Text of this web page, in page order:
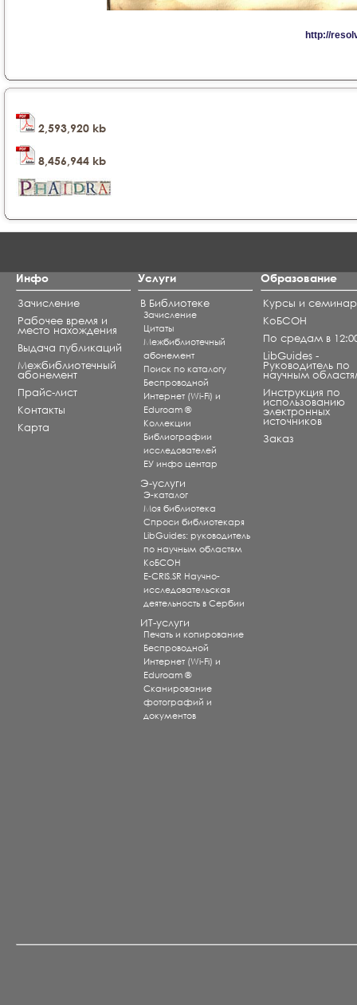
2,593,920 kb
8,456,944 kb
Инфо
Зачисление
Рабочее время и
место нахождения
Выдача публикаций
Межбиблиотечный
абонемент
Прайс-лист
Контакты
Карта
Услуги
В Библиотеке
Зачисление
Цитаты
Межбиблиотечный
абонемент
Поиск по каталогу
Беспроводной
Интернет (Wi-Fi) и
Eduroam ®
Коллекции
Библиографии
исследователей
ЕУ инфо центар
Э-услуги
Э-каталог
Моя библиотека
Спроси библиотекаря
LibGuides: руководитель
по научным областям
КоБСОН
E-CRIS.SR Научно-
исследовательская
деятельность в Сербии
ИТ-услуги
Печать и копирование
Беспроводной
Интернет (Wi-Fi) и
Eduroam ®
Сканирование
фотографий и
документов
Образование
Курсы и
КоБСОН
По средам в
LibGuides -
Руководитель по
научным
Инструкция по
использованию
электронных
источников
Заказ